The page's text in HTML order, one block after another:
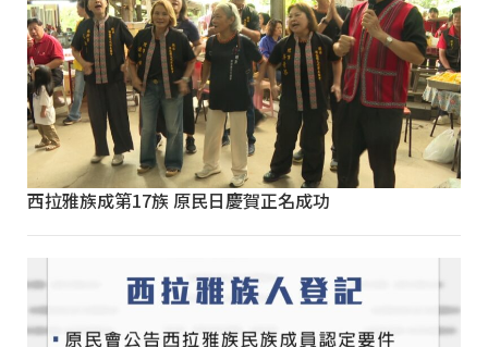
西拉雅族成第17族 原民日慶賀正名成功